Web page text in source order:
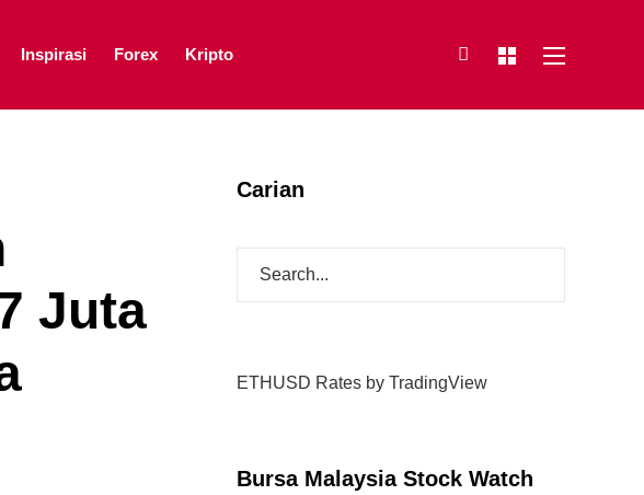
Inspirasi Forex Kripto
Juta
Carian
ETHUSD Rates by TradingView
Bursa Malaysia Stock Watch